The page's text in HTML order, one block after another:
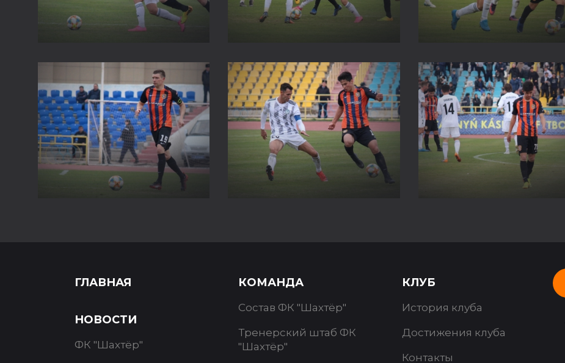
ГЛАВНАЯ
НОВОСТИ
ФК "Шахтёр"
КОМАНДА
Состав ФК "Шахтёр"
Тренерский штаб ФК
"Шахтёр"
КЛУБ
История клуба
Достижения клуба
Контакты